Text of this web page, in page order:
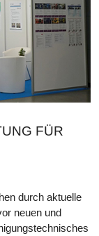
FÜR
durch aktuelle
neuen und